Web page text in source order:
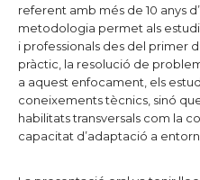
referent amb més de 10 anys
metodologia permet als
i professionals des del primer
pràctic, la resolució de
a aquest enfocament, els
coneixements tècnics, sinó
habilitats transversals com la
capacitat d’adaptació a